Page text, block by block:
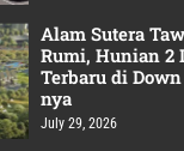
Alam Sutera
Rumi, Hunian 2
Terbaru di
nya
July 29, 2026